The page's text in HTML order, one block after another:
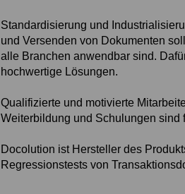
Standardisierung und
und Versenden von Dokumenten
alle Branchen anwendbar sind.
hochwertige Lösungen.
Qualifizierte und motivierte
Weiterbildung und Schulungen sind
Docolution ist Hersteller des
Regressionstests von